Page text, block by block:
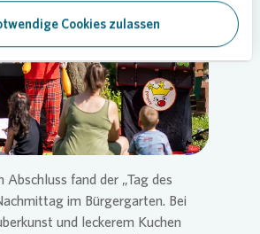
Cookies zulassen
Loading...
Abschluss fand der „Tag des
im Bürgergarten. Bei
und leckerem Kuchen